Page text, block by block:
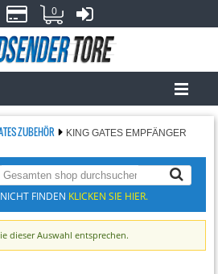
0
ZUBEHÖR KING GATES EMPFÄNGER
FINDEN KLICKEN SIE HIER.
dieser Auswahl entsprechen.